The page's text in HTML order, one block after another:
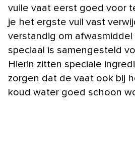
vuile vaat eerst goed voor
je het ergste vuil vast
verstandig om
speciaal is samengesteld
Hierin zitten speciale
zorgen dat de vaat ook bij
koud water goed schoon